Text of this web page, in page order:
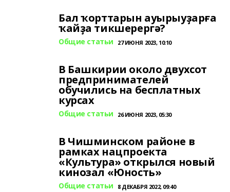
Бал ҡорттарын ауырыуҙарға
ҡайҙа тикшерергә?
Общие статьи 27 ИЮНЯ 2023, 10:10
В Башкирии около двухсот
предпринимателей
обучились на бесплатных
курсах
Общие статьи 26 ИЮНЯ 2023, 05:30
В Чишминском районе в
рамках нацпроекта
«Культура» открылся новый
кинозал «Юность»
Общие статьи 8 ДЕКАБРЯ 2022, 09:40